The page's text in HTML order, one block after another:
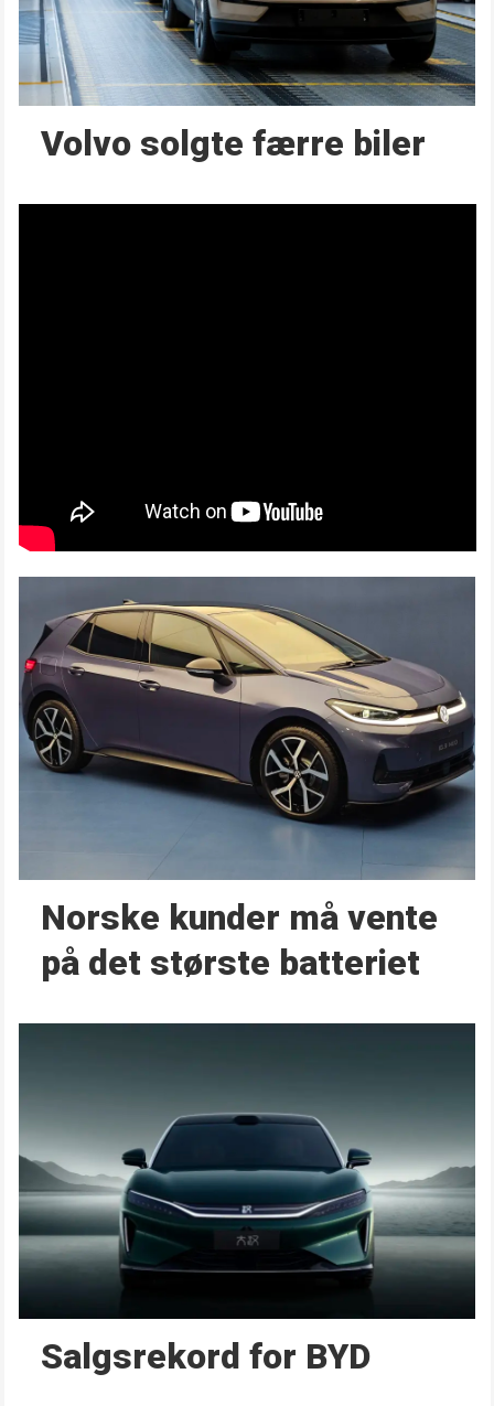
Volvo solgte færre biler
Norske kunder må vente
på det største batteriet
Salgsrekord for BYD